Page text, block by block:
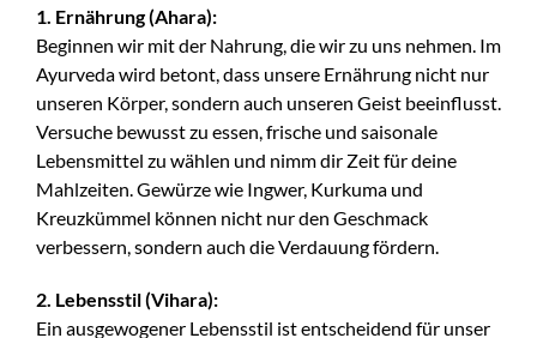
1. Ernährung (Ahara):
Beginnen wir mit der Nahrung, die wir zu uns nehmen. Im
Ayurveda wird betont, dass unsere Ernährung nicht nur
unseren Körper, sondern auch unseren Geist beeinflusst.
Versuche bewusst zu essen, frische und saisonale
Lebensmittel zu wählen und nimm dir Zeit für deine
Mahlzeiten. Gewürze wie Ingwer, Kurkuma und
Kreuzkümmel können nicht nur den Geschmack
verbessern, sondern auch die Verdauung fördern.
2. Lebensstil (Vihara):
Ein ausgewogener Lebensstil ist entscheidend für unser